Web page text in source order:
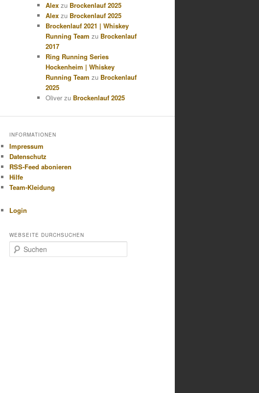
Alex zu Brockenlauf 2025
Alex zu Brockenlauf 2025
Brockenlauf 2021 | Whiskey
Running Team zu Brockenlauf
2017
Ring Running Series
Hockenheim | Whiskey
Running Team zu Brockenlauf
2025
Oliver zu Brockenlauf 2025
INFORMATIONEN
Impressum
Datenschutz
RSS-Feed abonieren
Hilfe
Team-Kleidung
Login
WEBSEITE DURCHSUCHEN
u